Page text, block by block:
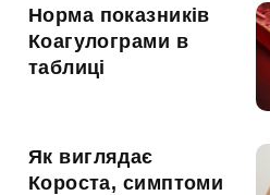
Норма показників
Коагулограми в
таблиці
Як виглядає
Короста, симптоми